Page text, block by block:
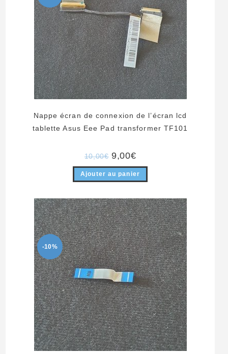
Nappe écran de connexion de l’écran lcd
tablette Asus Eee Pad transformer TF101
10,00€ Le
prix
initial
était :
10,00€.
9,00€Le
prix
actuel
est :
9,00€.
Ajouter au panier
-10%